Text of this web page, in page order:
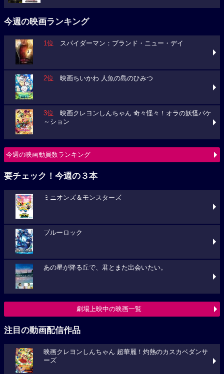
今週の映画ランキング
1位 スパイダーマン：ブランド・ニュー・デイ
2位 映画ちいかわ 人魚の島のひみつ
3位 映画クレヨンしんちゃん 奇々怪々！オラの妖怪バケ
～ション
今週の映画動員数ランキング
要チェック！今週の３本
ミニオンズ＆モンスターズ
ブルーロック
あの星が降る丘で、君とまた出会いたい。
劇場上映中の映画一覧
注目の動画配信作品
映画クレヨンしんちゃん 超華麗！灼熱のカスカベダンサ
ーズ